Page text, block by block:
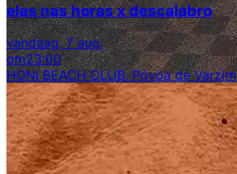
elas nas horas x descalabro
vandaag, 7 aug.
om23:00
HONI BEACH CLUB, Póvoa de Varzim